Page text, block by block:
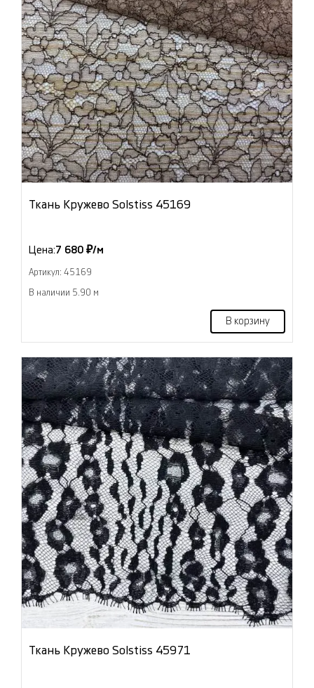
Ткань Кружево Solstiss 45169
Цена:7 680 ₽/м
Артикул: 45169
В наличии 5.90 м
В корзину
Ткань Кружево Solstiss 45971